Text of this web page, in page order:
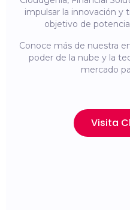
impulsar la innovación y
objetivo de
Conoce más de nuestra
poder de la nube y la
mercado
Visita